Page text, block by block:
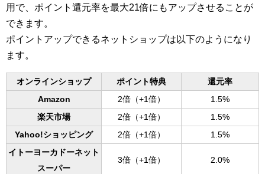
用で、ポイント還元率を最大21倍にもアップさせることが
できます。
ポイントアップできるネットショップは以下のようになり
ます。
オンラインショップ ポイント特典
還元率
Amazon
2倍（+1倍）
1.5%
楽天市場
2倍（+1倍）
1.5%
Yahoo!ショッピング
2倍（+1倍）
1.5%
イトーヨーカドーネット
スーパー
3倍（+1倍） 2.0%